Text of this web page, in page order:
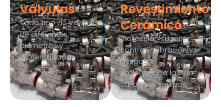
Válvulas
Todo tipo de Válvulas
de diferentes
diámetros y
materialidades.
Revestimiento
Cerámico
Protección superior
contra la abrasión y el
desgaste,
prolongando la vida
útil de tus equipos.